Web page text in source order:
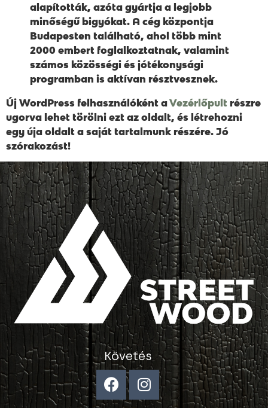
alapították, azóta gyártja a legjobb
minőségű bigyókat. A cég központja
Budapesten található, ahol több mint
2000 embert foglalkoztatnak, valamint
számos közösségi és jótékonysági
programban is aktívan résztvesznek.
Új WordPress felhasználóként aVezérlőpult részre
ugorva lehet törölni ezt az oldalt, és létrehozni
egy úja oldalt a saját tartalmunk részére. Jó
szórakozást!
Követés